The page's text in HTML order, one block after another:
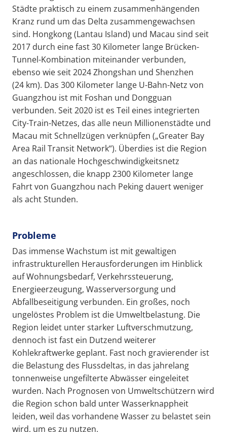
Städte praktisch zu einem zusammenhängenden
Kranz rund um das Delta zusammengewachsen
sind. Hongkong (Lantau Island) und Macau sind seit
2017 durch eine fast 30 Kilometer lange Brücken-
Tunnel-Kombination miteinander verbunden,
ebenso wie seit 2024 Zhongshan und Shenzhen
(24 km). Das 300 Kilometer lange U-Bahn-Netz von
Guangzhou ist mit Foshan und Dongguan
verbunden. Seit 2020 ist es Teil eines integrierten
City-Train-Netzes, das alle neun Millionenstädte und
Macau mit Schnellzügen verknüpfen („Greater Bay
Area Rail Transit Network“). Überdies ist die Region
an das nationale Hochgeschwindigkeitsnetz
angeschlossen, die knapp 2300 Kilometer lange
Fahrt von Guangzhou nach Peking dauert weniger
als acht Stunden.
Probleme
Das immense Wachstum ist mit gewaltigen
infrastrukturellen Herausforderungen im Hinblick
auf Wohnungsbedarf, Verkehrssteuerung,
Energieerzeugung, Wasserversorgung und
Abfallbeseitigung verbunden. Ein großes, noch
ungelöstes Problem ist die Umweltbelastung. Die
Region leidet unter starker Luftverschmutzung,
dennoch ist fast ein Dutzend weiterer
Kohlekraftwerke geplant. Fast noch gravierender ist
die Belastung des Flussdeltas, in das jahrelang
tonnenweise ungefilterte Abwässer eingeleitet
wurden. Nach Prognosen von Umweltschützern wird
die Region schon bald unter Wasserknappheit
leiden, weil das vorhandene Wasser zu belastet sein
wird, um es zu nutzen.